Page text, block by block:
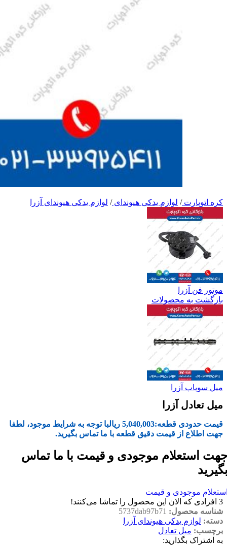
کره اتوپارت/ لوازم یدکی هیوندای/ لوازم یدکی هیوندای آزرا
موتور فن آزرا
بازگشت به محصولات
میل سوپاپ آزرا
میل تعادل آزرا
قیمت حدودی قطعه:5,040,003 ریالبا توجه به شرایط موجود، لطفا
جهت اطلاع از قیمت دقیق قطعه با ما تماس بگیرید.
استعلام موجودی و قیمت با ما تماس
موجودی و قیمت
3 افرادی که الان این محصول را تماشا می‌کنند!
شناسه محصول: 5737dab97b71
دسته: لوازم یدکی هیوندای آزرا
برچسب: میل تعادل
به اشتراک بگذارید: